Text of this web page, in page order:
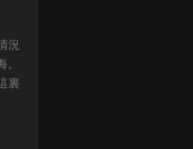
況
裏